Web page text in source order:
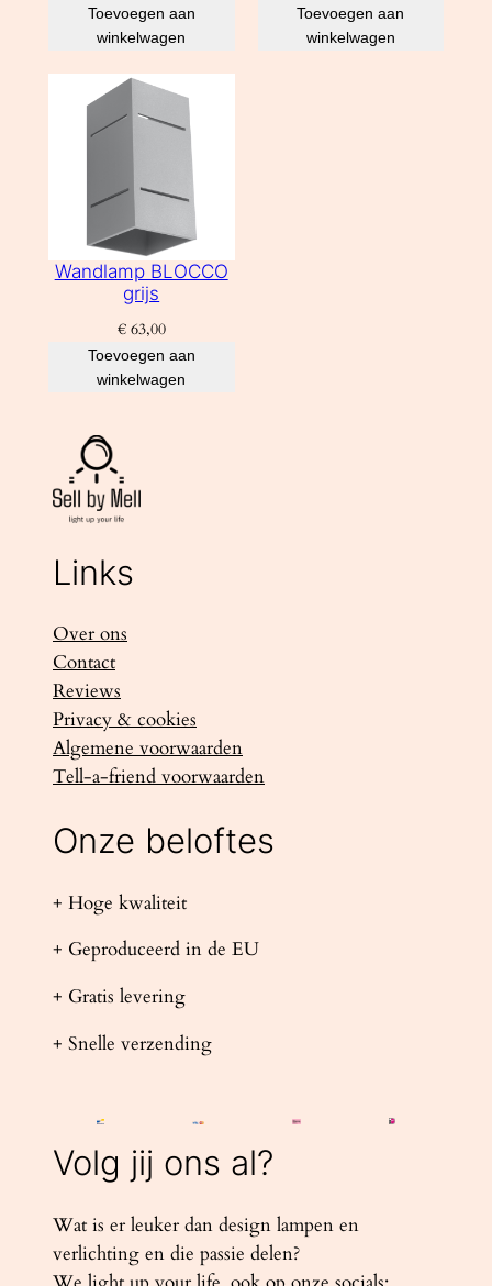
Toevoegen aan
winkelwagen
Toevoegen aan
winkelwagen
Wandlamp BLOCCO
grijs
€63,00
Toevoegen aan
winkelwagen
Links
Over ons
Contact
Reviews
Privacy & cookies
Algemene voorwaarden
Tell-a-friend voorwaarden
Onze beloftes
+ Hoge kwaliteit
+ Geproduceerd in de EU
+ Gratis levering
+ Snelle verzending
Volg jij ons al?
Wat is er leuker dan design lampen en
verlichting en die passie delen?